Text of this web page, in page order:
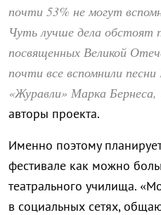
почти 53% не могут
Чуть лучше дела обстоят
посвященных Великой
почти все вспомнили
«Журавли» Марка
авторы проекта.
Именно поэтому
фестивале как можно
театрального училища.
в социальных сетях,